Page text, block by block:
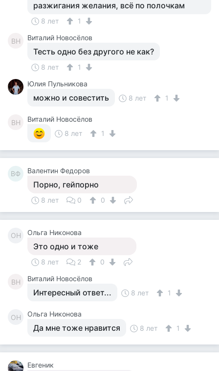
разжигания желания, всё по полочкам
8 лет 1
ВН Виталий Новосёлов
Тесть одно без другого не как?
8 лет
1
Юлия Пульникова
можно и совестить 8 лет 1
ВН
Виталий Новосёлов
8 лет
1
ВФ Валентин Федоров
Порно, гейпорно
8 лет 0 0
ОН Ольга Никонова
Это одно и тоже
8 лет 2 0
ВН Виталий Новосёлов
Интересный ответ... 8 лет 1
ОН Ольга Никонова
Да мне тоже нравится 8 лет 1
Евгеник